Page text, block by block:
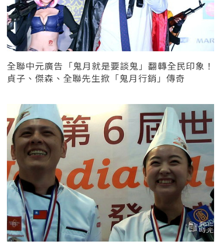
全聯中元廣告「鬼月就是要談鬼」翻轉全民印象！
貞子、傑森、全聯先生掀「鬼月行銷」傳奇